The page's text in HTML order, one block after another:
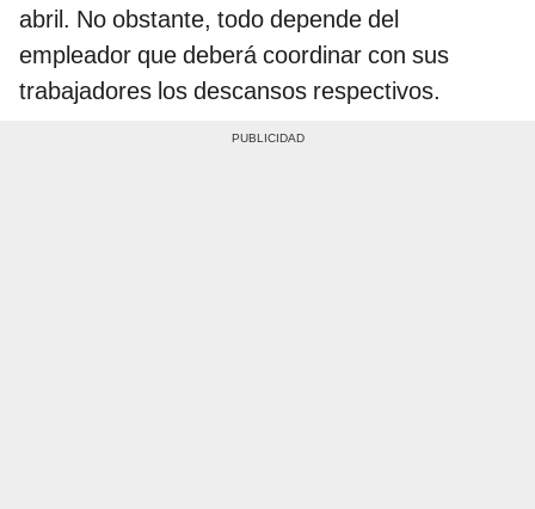
abril. No obstante, todo depende del
empleador que deberá coordinar con sus
trabajadores los descansos respectivos.